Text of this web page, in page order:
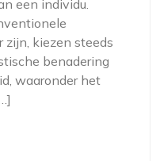
een individu.
kiezen steeds
benadering
waaronder het